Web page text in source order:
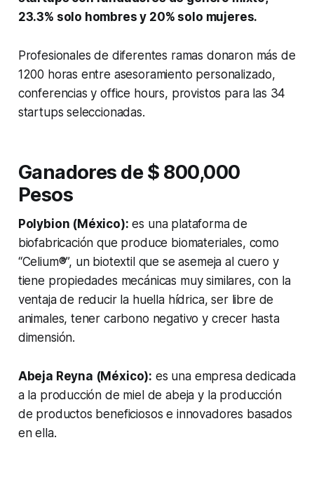
23.3% solo hombres y 20% solo mujeres.
Profesionales de diferentes ramas donaron más de
1200 horas entre asesoramiento personalizado,
conferencias y office hours, provistos para las 34
startups seleccionadas.
Ganadores de $ 800,000
Pesos
Polybion (México): es una plataforma de
biofabricación que produce biomateriales, como
“Celium®”, un biotextil que se asemeja al cuero y
tiene propiedades mecánicas muy similares, con la
ventaja de reducir la huella hídrica, ser libre de
animales, tener carbono negativo y crecer hasta
dimensión.
Abeja Reyna (México): es una empresa dedicada
a la producción de miel de abeja y la producción
de productos beneficiosos e innovadores basados
en ella.